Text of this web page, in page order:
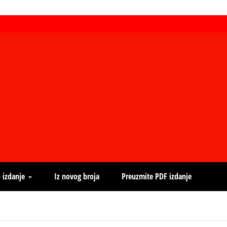
izdanje Iz novog broja Preuzmite PDF izdanje